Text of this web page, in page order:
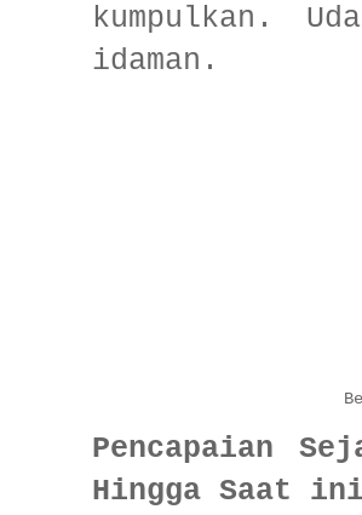
kumpulkan.
idaman.
Pencapaian
Hingga Saat ini